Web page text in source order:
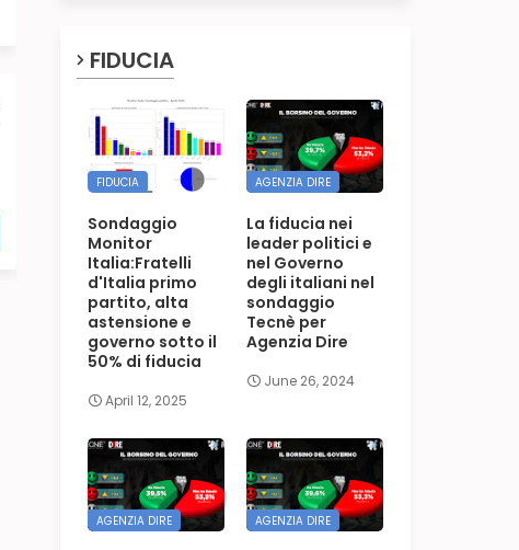
FIDUCIA
FIDUCIA
Sondaggio
Monitor
Italia:Fratelli
d'Italia primo
partito, alta
astensione e
governo sotto il
50% di fiducia
April 12, 2025
AGENZIA DIRE
La fiducia nei
leader politici e
nel Governo
degli italiani nel
sondaggio
Tecnè per
Agenzia Dire
June 26, 2024
AGENZIA DIRE AGENZIA DIRE